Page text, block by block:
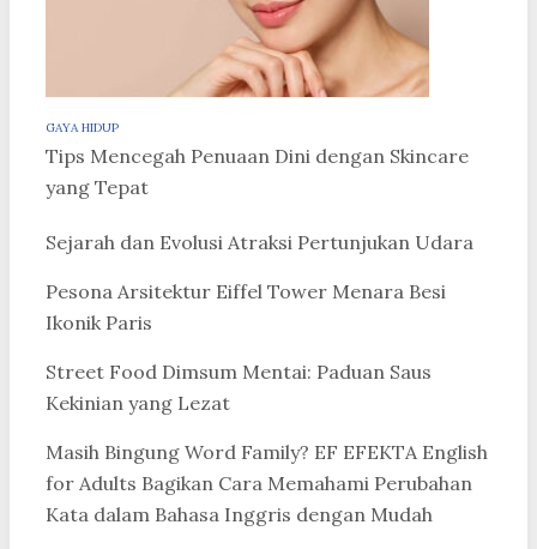
GAYA HIDUP
Tips Mencegah Penuaan Dini dengan Skincare
yang Tepat
Sejarah dan Evolusi Atraksi Pertunjukan Udara
Pesona Arsitektur Eiffel Tower Menara Besi
Ikonik Paris
Street Food Dimsum Mentai: Paduan Saus
Kekinian yang Lezat
Masih Bingung Word Family? EF EFEKTA English
for Adults Bagikan Cara Memahami Perubahan
Kata dalam Bahasa Inggris dengan Mudah